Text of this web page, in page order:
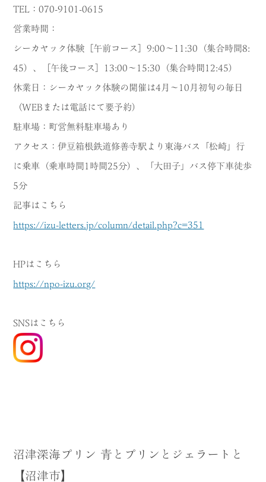
TEL：070-9101-0615
営業時間：
シーカヤック体験［午前コース］9:00～11:30（集合時間8:
45）、［午後コース］13:00～15:30（集合時間12:45）
休業日：シーカヤック体験の開催は4月～10月初旬の毎日
（WEBまたは電話にて要予約）
駐車場：町営無料駐車場あり
アクセス：伊豆箱根鉄道修善寺駅より東海バス「松崎」行
に乗車（乗車時間1時間25分）、「大田子」バス停下車徒歩
5分
記事はこちら
https://izu-letters.jp/column/detail.php?c=351
HPはこちら
https://npo-izu.org/
SNSはこちら
沼津深海プリン 青とプリンとジェラートと
【沼津市】